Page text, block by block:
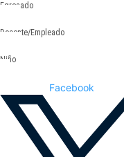
Egresado
Docente/Empleado
Niño
Facebook